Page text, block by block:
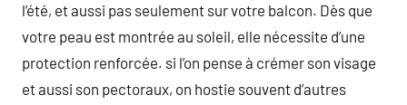
l’été, et aussi pas seulement sur votre balcon. Dès que
votre peau est montrée au soleil, elle nécessite d’une
protection renforcée. si l’on pense à crémer son visage
et aussi son pectoraux, on hostie souvent d’autres